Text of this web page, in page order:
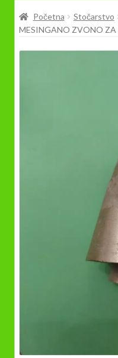
Prodavnica
Početna Stočarstvo
MESINGANO ZVONO ZA